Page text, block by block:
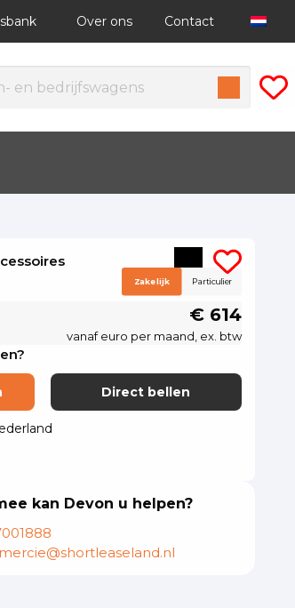
Over ons Contact
€ 614
vanaf euro per maand, ex. btw
Zakelijk Particulier
Direct bellen
kan Devon u helpen?